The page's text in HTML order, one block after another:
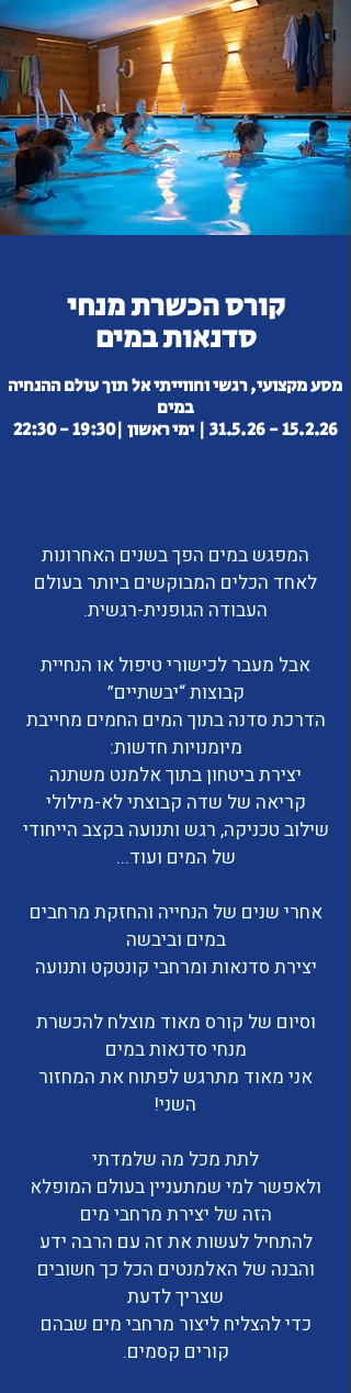
קורס הכשרת מנחי
סדנאות במים
מסע מקצועי, רגשי וחווייתי אל תוך עולם ההנחיה
במים
15.2.26 - 31.5.26 | ימי ראשון |19:30 - 22:30
המפגש במים הפך בשנים האחרונות
לאחד הכלים המבוקשים ביותר בעולם
העבודה הגופנית-רגשית.
אבל מעבר לכישורי טיפול או הנחיית
קבוצות “יבשתיים”
הדרכת סדנה בתוך המים החמים מחייבת
מיומנויות חדשות:
יצירת ביטחון בתוך אלמנט משתנה
קריאה של שדה קבוצתי לא-מילולי
שילוב טכניקה, רגש ותנועה בקצב הייחודי
של המים ועוד...
אחרי שנים של הנחייה והחזקת מרחבים
במים וביבשה
יצירת סדנאות ומרחבי קונטקט ותנועה
וסיום של קורס מאוד מוצלח להכשרת
מנחי סדנאות במים
אני מאוד מתרגש לפתוח את המחזור
השני!
לתת מכל מה שלמדתי
ולאפשר למי שמתעניין בעולם המופלא
הזה של יצירת מרחבי מים
להתחיל לעשות את זה עם הרבה ידע
והבנה של האלמנטים הכל כך חשובים
שצריך לדעת
כדי להצליח ליצור מרחבי מים שבהם
קורים קסמים​.